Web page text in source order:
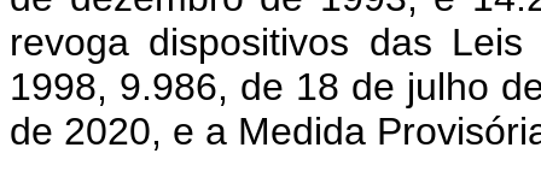
revoga dispositivos das
1998, 9.986, de 18 de julho
de 2020, e a Medida